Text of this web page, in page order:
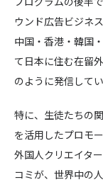
ウンド広告ビジネ
中国・香港・韓国
て日本に住む在留
のように発信して
特に、生徒たちの
を活用したプロモ
外国人クリエイタ
コミが、世界中の